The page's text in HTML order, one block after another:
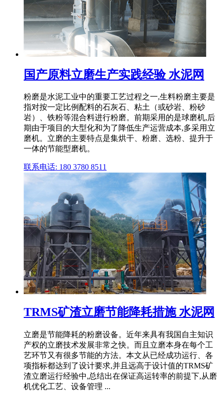
国产原料立磨生产实践经验 水泥网
粉磨是水泥工业中的重要工艺过程之一,生料粉磨主要是
指对按一定比例配料的石灰石、粘土（或砂岩、粉砂
岩）、铁粉等混合料进行粉磨。前期采用的是球磨机,后
期由于项目的大型化和为了降低生产运营成本,多采用立
磨机。立磨的主要特点是集烘干、粉磨、选粉、提升于
一体的节能型磨机。
联系电话: 180 3780 8511
TRMS矿渣立磨节能降耗措施 水泥网
立磨是节能降耗的粉磨设备。近年来具有我国自主知识
产权的立磨技术发展非常之快。而且立磨本身在每个工
艺环节又有很多节能的方法。本文从已经成功运行、各
项指标都达到了设计要求,并且远高于设计值的TRMS矿
渣立磨运行经验中,总结出在保证高运转率的前提下,从磨
机优化工艺、设备管理 ...